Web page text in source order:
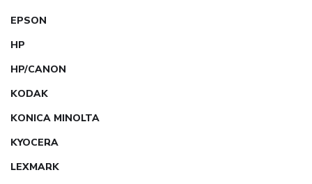
EPSON
HP
HP/CANON
KODAK
KONICA MINOLTA
KYOCERA
LEXMARK